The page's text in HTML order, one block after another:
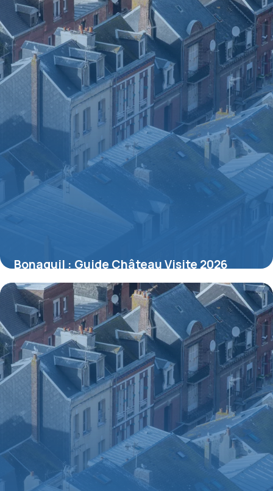
Bonaguil : Guide Château Visite 2026
10 juillet 2026